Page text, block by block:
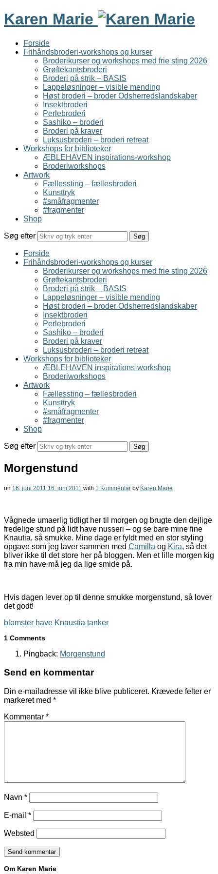
Karen Marie
Forside
Frihåndsbroderi-workshops og kurser
Broderikurser og workshops med frie sting 2026
Grøftekantsbroderi
Broderi på strik – BASIS
Lappeløsninger – visible mending
Høst broderi – broder Odsherredslandskaber
Insektbroderi
Perlebroderi
Sashiko – broderi
Broderi på kraver
Luksusbroderi – broderi retreat
Workshops for biblioteker
ÆBLEHAVEN inspirations-workshop
Broderiworkshops
Artwork
Fællessting – fællesbroderi
Kunsttryk
#småfragmenter
#fragmenter
Shop
Søg efter
Forside
Frihåndsbroderi-workshops og kurser
Broderikurser og workshops med frie sting 2026
Grøftekantsbroderi
Broderi på strik – BASIS
Lappeløsninger – visible mending
Høst broderi – broder Odsherredslandskaber
Insektbroderi
Perlebroderi
Sashiko – broderi
Broderi på kraver
Luksusbroderi – broderi retreat
Workshops for biblioteker
ÆBLEHAVEN inspirations-workshop
Broderiworkshops
Artwork
Fællessting – fællesbroderi
Kunsttryk
#småfragmenter
#fragmenter
Shop
Søg efter
Morgenstund
on 16. juni 2011 16. juni 2011 with 1 Kommentar by Karen Marie
Vågnede umaerlig tidligt her til morgen og brugte den dejlige
fredelige stund på lidt have nusseri – og se bare mine fine
Knautia, så smukke. Mine dage er fyldt med en stor styling
opgave som jeg laver sammen med Camilla og Kira, så det
bliver ikke til det store her på bloggen. Men et lille morgen kig
fra min have må jeg da lige smide på.
Hvis dagen lever op til denne smukke morgenstund, så lover
det godt!
blomster have Knaustia tanker
1 Comments
Pingback: Morgenstund
Send en kommentar
Din e-mailadresse vil ikke blive publiceret. Krævede felter er
markeret med *
Kommentar *
Navn *
E-mail *
Websted
Om Karen Marie